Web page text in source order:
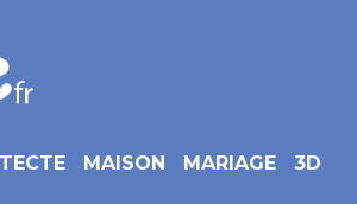
MAISON MARIAGE 3D